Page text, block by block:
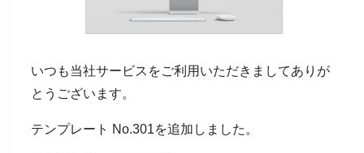
いつも当社サービスをご利用いただきましてありが
とうございます。
テンプレート No.301を追加しました。